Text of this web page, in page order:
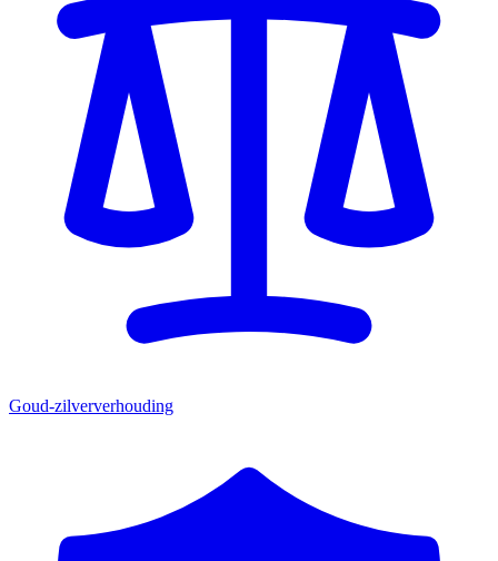
Goud-zilververhouding